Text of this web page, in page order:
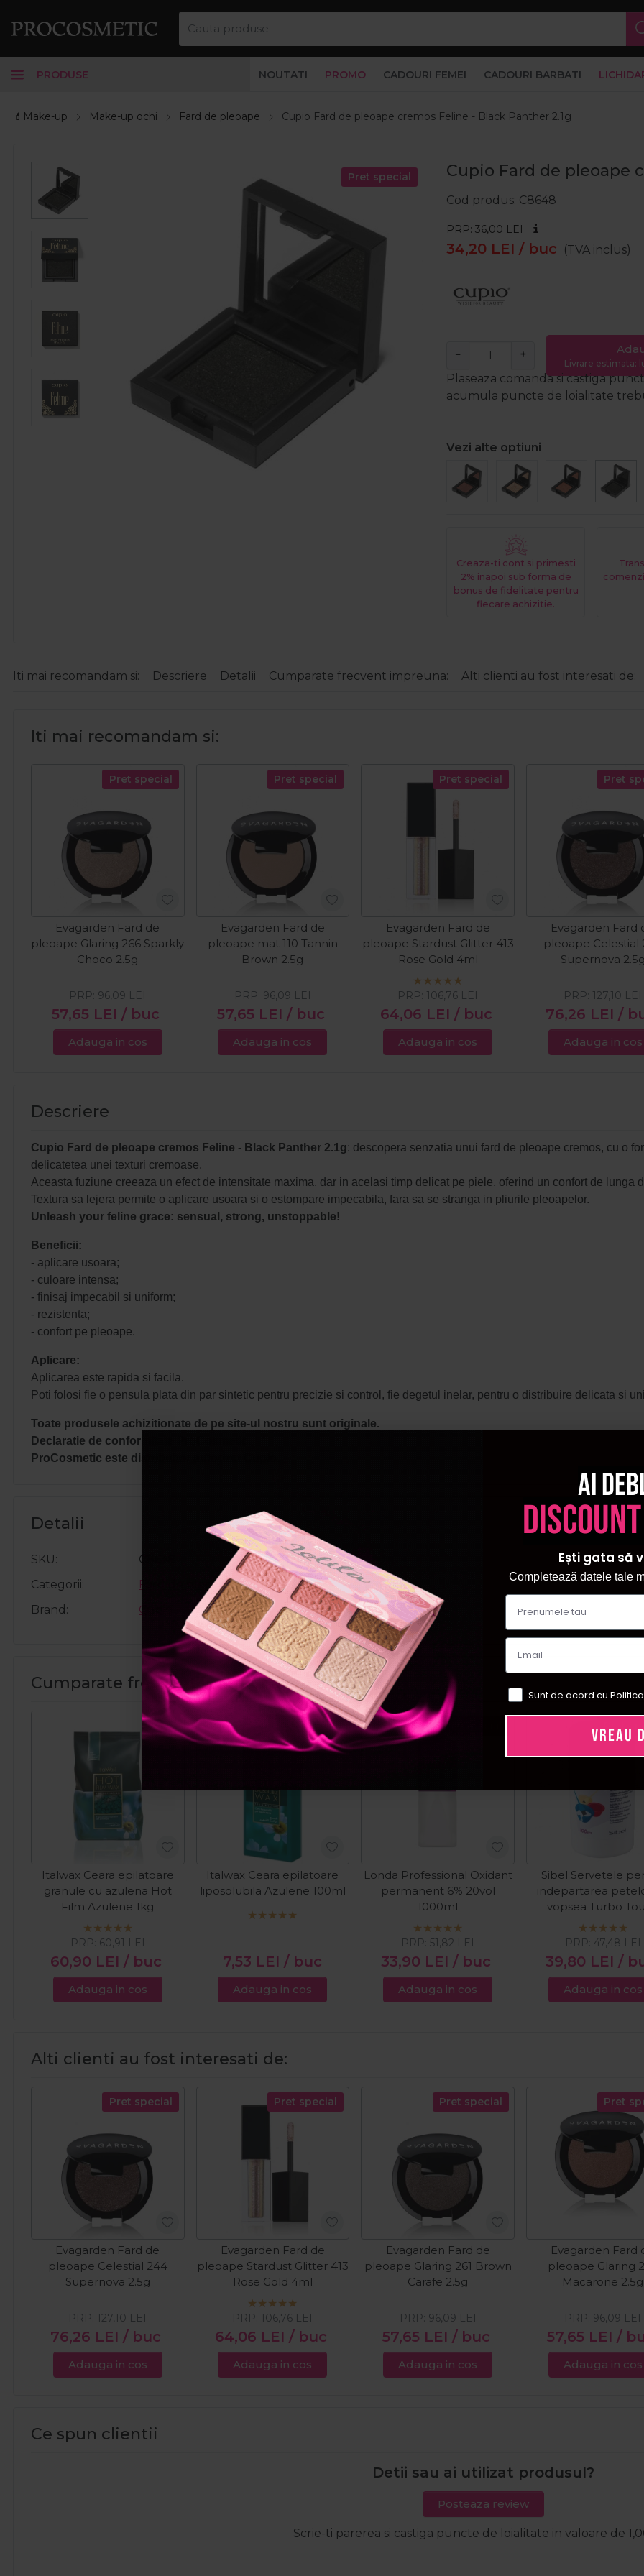
PRODUSE NOUTATI PROMO CADOURI FEMEI CADOURI BARBATI
💄Make-up Make-up ochi Fard de pleoape Cupio Fard de pleoape cremos Feline - Black Panther 2.1g
Pret special Cupio Fard de pleoape
Cod produs C8648
PRP: 36,00 LEI
34,20 LEI / buc (TVA inclus)
− +
Livrare estimata:
Plaseaza comanda si castiga
acumula puncte de loialitate
Vezi alte optiuni
Creaza-ti cont si primesti
2% inapoi sub forma de
bonus de fidelitate pentru
fiecare achizitie.
Iti mai recomandam si: Descriere Detalii Cumparate frecvent impreuna: Alti clienti au fost interesati de:
Iti mai recomandam si:
Pret special
Evagarden Fard de
pleoape Glaring 266 Sparkly
Choco 2.5g
57,65 LEI / buc
PRP: 96,09 LEI
Adauga in cos
Pret special
Evagarden Fard de
pleoape mat 110 Tannin
Brown 2.5g
57,65 LEI / buc
PRP: 96,09 LEI
Adauga in cos
Pret special
Evagarden Fard de
pleoape Stardust Glitter 413
Rose Gold 4ml
64,06 LEI / buc
PRP: 106,76 LEI
Adauga in cos
Pret
Evagarden Fard
pleoape Celestial
Supernova 2.5g
76,26 LEI /
PRP: 127,10 LEI
Adauga in cos
Descriere
Cupio Fard de pleoape cremos Feline - Black Panther 2.1g: descopera senzatia unui fard de pleoape cremos, cu o
delicatetea unei texturi cremoase.
Aceasta fuziune creeaza un efect de intensitate maxima, dar in acelasi timp delicat pe piele, oferind un confort de lunga
Textura sa lejera permite o aplicare usoara si o estompare impecabila, fara sa se stranga in pliurile pleoapelor.
Unleash your feline grace: sensual, strong, unstoppable!
Beneficii:
- aplicare usoara;
- culoare intensa;
- finisaj impecabil si uniform;
- rezistenta;
- confort pe pleoape.
Aplicare:
Aplicarea este rapida si facila.
Poti folosi fie o pensula plata din par sintetic pentru precizie si control, fie degetul inelar, pentru o distribuire delicata si
Toate produsele achizitionate de pe site-ul nostru sunt originale.
Declaratie de conformitate ProCosmetic.
ProCosmetic este distribuitor autorizat Cupio.
Detalii
SKU
C8648
Categorii
Fard de pleoape
Brand
Cupio
Cumparate frecvent impreuna:
Italwax Ceara epilatoare
granule cu azulena Hot
Film Azulene 1kg
60,90 LEI / buc
PRP: 60,91 LEI
Adauga in cos
Italwax Ceara epilatoare
liposolubila Azulene 100ml
7,53 LEI / buc
Adauga in cos
Pret special
Londa Professional Oxidant
permanent 6% 20vol
1000ml
33,90 LEI / buc
PRP: 51,82 LEI
Adauga in cos
Pret
Sibel Servetele
indepartarea
vopsea Turbo
100buc
39,80 LEI /
PRP: 47,48 LEI
Adauga in cos
Alti clienti au fost interesati de:
Pret special
Evagarden Fard de
pleoape Celestial 244
Supernova 2.5g
76,26 LEI / buc
PRP: 127,10 LEI
Adauga in cos
Pret special
Evagarden Fard de
pleoape Stardust Glitter 413
Rose Gold 4ml
64,06 LEI / buc
PRP: 106,76 LEI
Adauga in cos
Pret special
Evagarden Fard de
pleoape Glaring 261 Brown
Carafe 2.5g
57,65 LEI / buc
PRP: 96,09 LEI
Adauga in cos
Pret
Evagarden Fard
pleoape Glaring
Macarone 2.5g
57,65 LEI /
PRP: 96,09 LEI
Adauga in cos
Ce spun clientii
Detii sau ai utilizat produsul?
Posteaza review
Scrie-ti parerea si castiga puncte de loialitate in valoare de
Ai
Ești gata să
Completează datele tale
Sunt de acord cu
VREAU